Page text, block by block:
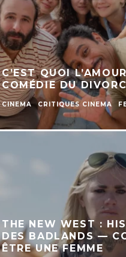
C’EST QUOI
COMÉDIE DU
CINEMA CRITIQUES CINEMA
THE NEW WEST :
DES BADLANDS —
ÊTRE UNE FEMME